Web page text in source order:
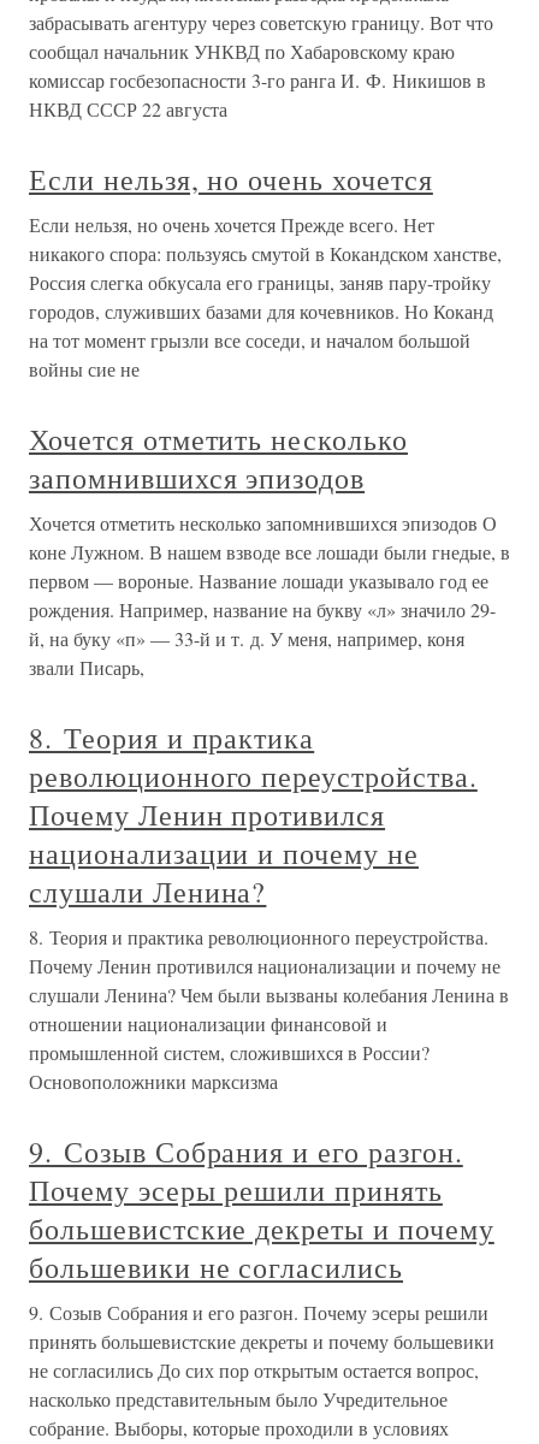
забрасывать агентуру через советскую границу. Вот что
сообщал начальник УНКВД по Хабаровскому краю
комиссар госбезопасности 3-го ранга И. Ф. Никишов в
НКВД СССР 22 августа
Если нельзя, но очень хочется
Если нельзя, но очень хочется Прежде всего. Нет
никакого спора: пользуясь смутой в Кокандском ханстве,
Россия слегка обкусала его границы, заняв пару-тройку
городов, служивших базами для кочевников. Но Коканд
на тот момент грызли все соседи, и началом большой
войны сие не
Хочется отметить несколько
запомнившихся эпизодов
Хочется отметить несколько запомнившихся эпизодов О
коне Лужном. В нашем взводе все лошади были гнедые, в
первом — вороные. Название лошади указывало год ее
рождения. Например, название на букву «л» значило 29-
й, на буку «п» — 33-й и т. д. У меня, например, коня
звали Писарь,
8. Теория и практика
революционного переустройства.
Почему Ленин противился
национализации и почему не
слушали Ленина?
8. Теория и практика революционного переустройства.
Почему Ленин противился национализации и почему не
слушали Ленина? Чем были вызваны колебания Ленина в
отношении национализации финансовой и
промышленной систем, сложившихся в России?
Основоположники марксизма
9. Созыв Собрания и его разгон.
Почему эсеры решили принять
большевистские декреты и почему
большевики не согласились
9. Созыв Собрания и его разгон. Почему эсеры решили
принять большевистские декреты и почему большевики
не согласились До сих пор открытым остается вопрос,
насколько представительным было Учредительное
собрание. Выборы, которые проходили в условиях